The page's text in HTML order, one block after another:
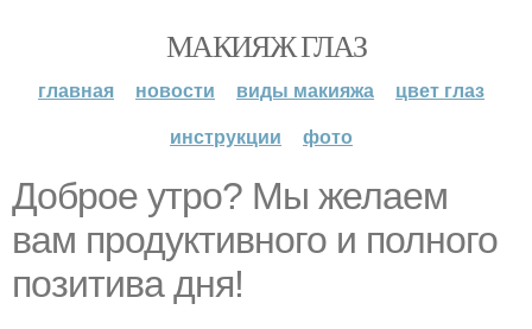
МАКИЯЖ ГЛАЗ
главная новости виды макияжа
цвет глаз
инструкции
фото
Доброе утро? Мы желаем
вам продуктивного и полного
позитива дня!